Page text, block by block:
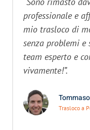
professionale e
mio trasloco di
senza problemi e
team esperto e
vivamente!”.
Trasloco a